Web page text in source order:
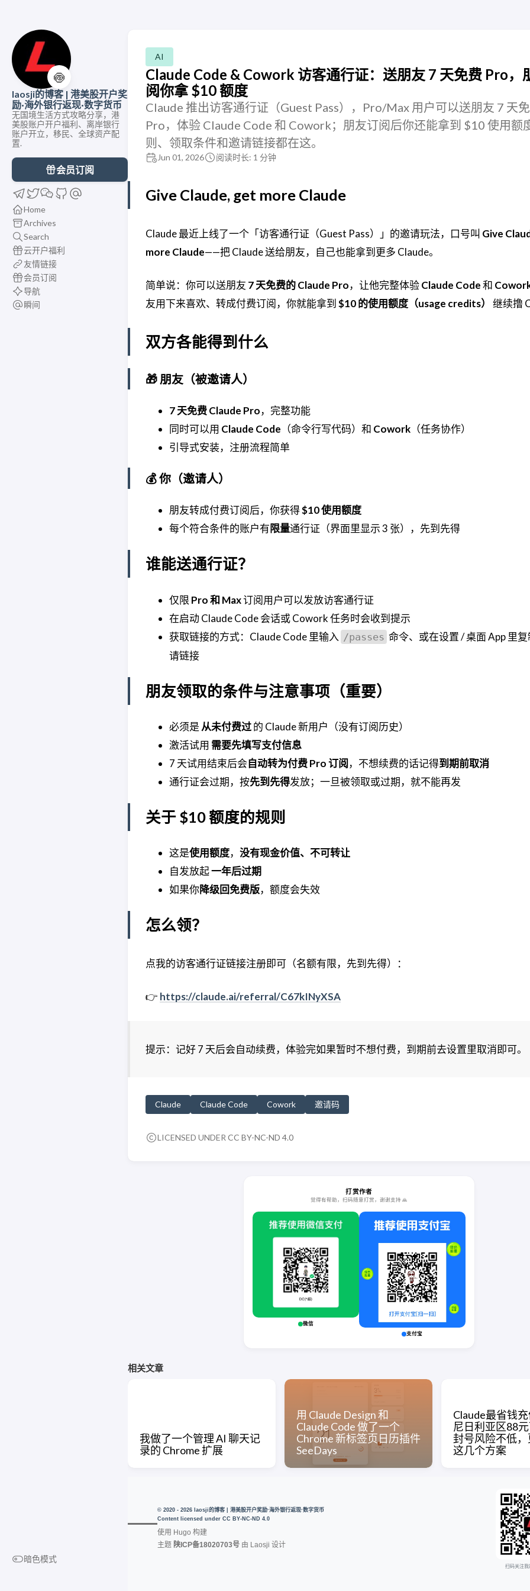
🍥
laosji的博客 | 港美股开户奖
励·海外银行返现·数字货币
无国境生活方式攻略分享，港
美股账户开户福利、离岸银行
账户开立，移民、全球资产配
置.
会员订阅
Home
Archives
Search
云开户福利
友情链接
会员订阅
导航
瞬间
暗色模式
AI
Claude Code & Cowork 访客通行证：送朋友 7 天免费 Pro，
阅你拿 $10 额度
Claude 推出访客通行证（Guest Pass），Pro/Max 用户可以送朋友 7 天
Pro，体验 Claude Code 和 Cowork；朋友订阅后你还能拿到 $10 使用额
则、领取条件和邀请链接都在这。
Jun 01, 2026 阅读时长: 1 分钟
Give Claude, get more Claude
Claude 最近上线了一个「访客通行证（Guest Pass）」的邀请玩法，口号叫 Give
more Claude——把 Claude 送给朋友，自己也能拿到更多 Claude。
简单说：你可以送朋友 7 天免费的 Claude Pro，让他完整体验Claude Code和
友用下来喜欢、转成付费订阅，你就能拿到 $10 的使用额度（usage credits） 继续撸
双方各能得到什么
🎁 朋友（被邀请人）
7 天免费 Claude Pro，完整功能
同时可以用 Claude Code （命令行写代码）和 Cowork（任务协作）
引导式安装，注册流程简单
💰 你（邀请人）
朋友转成付费订阅后，你获得$10 使用额度
每个符合条件的账户有限量通行证（界面里显示 3 张），先到先得
谁能送通行证？
仅限 Pro 和 Max订阅用户可以发放访客通行证
在启动 Claude Code 会话或 Cowork 任务时会收到提示
获取链接的方式：Claude Code 里输入 /passes 命令、或在设置 / 桌面 App 里
请链接
朋友领取的条件与注意事项（重要）
必须是 从未付费过的 Claude 新用户（没有订阅历史）
激活试用 需要先填写支付信息
7 天试用结束后会自动转为付费 Pro 订阅 ，不想续费的话记得到期前取消
通行证会过期，按先到先得发放；一旦被领取或过期，就不能再发
关于 $10 额度的规则
这是使用额度， 没有现金价值、不可转让
自发放起一年后过期
如果你降级回免费版，额度会失效
怎么领？
点我的访客通行证链接注册即可（名额有限，先到先得）：
👉 https://claude.ai/referral/C67kINyXSA
提示：记好 7 天后会自动续费，体验完如果暂时不想付费，到期前去设置里取消即可。
Claude Claude Code Cowork 邀请码
LICENSED UNDER CC BY-NC-ND 4.0
打赏作者
觉得有帮助，扫码随意打赏，谢谢支持 🙏
微信
支付宝
相关文章
我做了一个管理 AI 聊天记
录的 Chrome 扩展
用 Claude Design 和
Claude Code 做了一个
Chrome 新标签页日历插件
SeeDays
Claude最省钱充
尼日利亚区88
封号风险不低
这几个方案
© 2020 - 2026 laosji的博客 | 港美股开户奖励·海外银行返现·数字货币
Content licensed under CC BY-NC-ND 4.0
使用 Hugo 构建
主题 陕ICP备18020703号由 Laosji 设计
扫码关注我